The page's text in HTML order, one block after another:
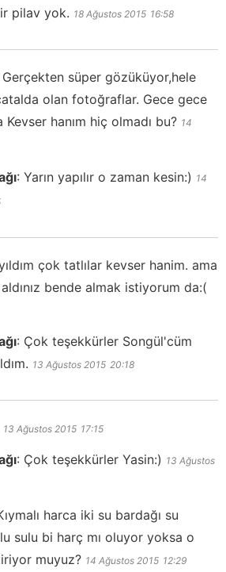
pilav yok. 18 Ağustos 2015 16:58
Gerçekten süper gözüküyor,hele
olan fotoğraflar. Gece gece
Kevser hanım hiç olmadı bu? 14
: Yarın yapılır o zaman kesin:) 14
çok tatlılar kevser hanim. ama
bende almak istiyorum da:(
: Çok teşekkürler Songül'cüm
13 Ağustos 2015 20:18
13 Ağustos 2015 17:15
: Çok teşekkürler Yasin:) 13 Ağustos
harca iki su bardağı su
sulu bi harç mı oluyor yoksa o
muyuz? 14 Ağustos 2015 12:29